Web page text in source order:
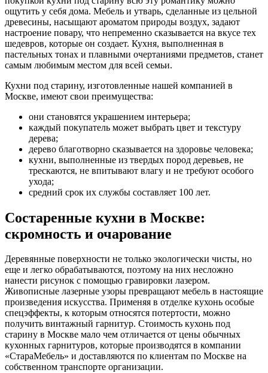
ощутить у себя дома. Мебель и утварь, сделанные из цельной
древесины, насыщают ароматом природы воздух, задают
настроение повару, что непременно сказывается на вкусе тех
шедевров, которые он создает. Кухня, выполненная в
пастельных тонах и плавными очертаниями предметов, станет
самым любимым местом для всей семьи.
Кухни под старину, изготовленные нашей компанией в
Москве, имеют свои преимущества:
они становятся украшением интерьера;
каждый покупатель может выбрать цвет и текстуру
дерева;
дерево благотворно сказывается на здоровье человека;
кухни, выполненные из твердых пород деревьев, не
трескаются, не впитывают влагу и не требуют особого
ухода;
средний срок их службы составляет 100 лет.
Состаренные кухни в Москве:
скромность и очарование
Деревянные поверхности не только экологически чисты, но
еще и легко обрабатываются, поэтому на них несложно
нанести рисунок с помощью гравировки лазером.
Живописные лазерные узоры превращают мебель в настоящие
произведения искусства. Применяя в отделке кухонь особые
спецэффекты, к которым относятся потертости, можно
получить винтажный гарнитур. Стоимость кухонь под
старину в Москве мало чем отличается от цены обычных
кухонных гарнитуров, которые производятся в компании
«СтараМебель» и доставляются по клиентам по Москве на
собственном транспорте организации.